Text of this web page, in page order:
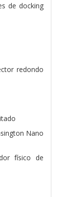
de docking
redondo
Nano
físico de